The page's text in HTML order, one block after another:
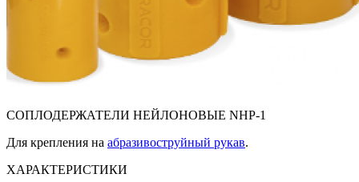
СОПЛОДЕРЖАТЕЛИ НЕЙЛОНОВЫЕ NHP-1
Для крепления на абразивоструйный рукав.
ХАРАКТЕРИСТИКИ